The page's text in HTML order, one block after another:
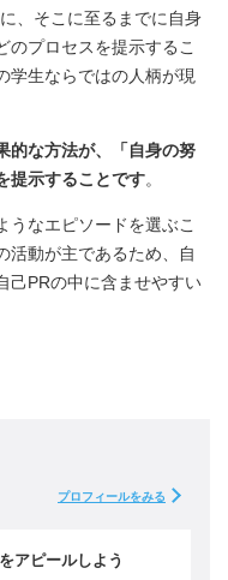
、そこに至るまでに自身
のプロセスを提示するこ
学生ならではの人柄が現
的な方法が、「自身の努
提示することです。
うなエピソードを選ぶこ
活動が主であるため、自
己PRの中に含ませやすい
プロフィールをみる
アピールしよう